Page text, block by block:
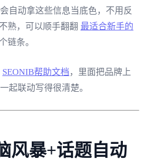
自动拿这些信息当底色，不用反
熟，可以顺手翻翻 最适合新手的
链条。
SEONIB帮助文档，里面把品牌上
起联动写得很清楚。
风暴+话题自动